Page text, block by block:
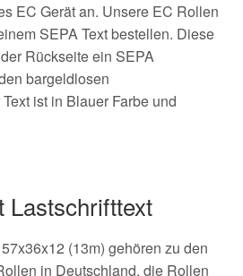
EC Gerät an. Unsere EC Rollen
SEPA Text bestellen. Diese
Rückseite ein SEPA
bargeldlosen
ist in Blauer Farbe und
Lastschrifttext
(13m) gehören zu den
in Deutschland, die Rollen